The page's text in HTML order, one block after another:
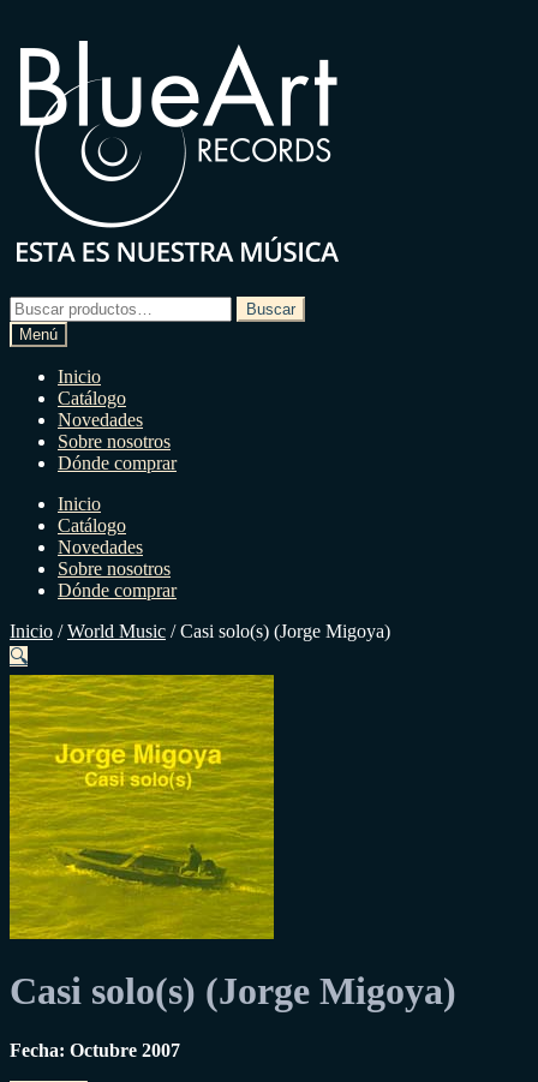
navegación
página
Buscar
por:
Buscar
Menú
Inicio
Catálogo
Novedades
Sobre nosotros
Dónde comprar
Inicio
Catálogo
Novedades
Sobre nosotros
Dónde comprar
Inicio /World Music /Casi solo(s) (Jorge Migoya)
🔍
Casi solo(s) (Jorge Migoya)
Fecha: Octubre 2007